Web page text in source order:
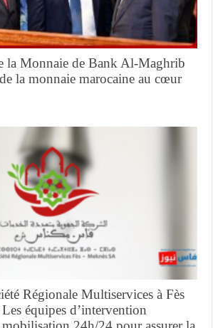
la Monnaie de Bank Al-Maghrib
la monnaie marocaine au cœur
Régionale Multiservices à Fès
équipes d’intervention